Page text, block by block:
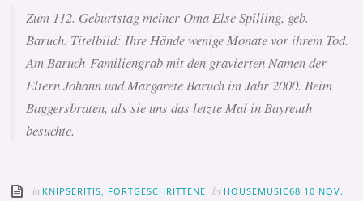
Zum 112. Geburtstag meiner Oma Else Spilling, geb.
Baruch. Titelbild: Ihre Hände wenige Monate vor ihrem Tod.
Am Baruch-Familiengrab mit den gravierten Namen der
Eltern Johann und Margarete Baruch im Jahr 2000. Beim
Baggersbraten, als sie uns das letzte Mal in Bayreuth
besuchte.
in KNIPSERITIS, FORTGESCHRITTENE by HOUSEMUSIC68 10 NOV.